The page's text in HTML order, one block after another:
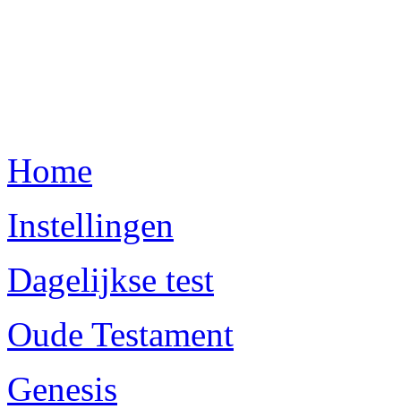
Home
Instellingen
Dagelijkse test
Oude Testament
Genesis